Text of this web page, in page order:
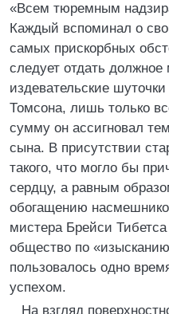
«Всем тюремным
Каждый вспоминал о
самых прискорбных
следует отдать
издевательские
Томсона, лишь только
сумму он ассигновал
сына. В присутствии
такого, что могло бы
сердцу, а равным
обогащению
мистера Брейси
общество по
пользовалось одно
успехом.
На взгляд